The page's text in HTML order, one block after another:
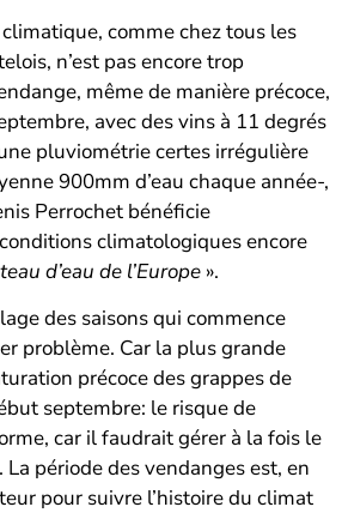
comme chez tous les
n’est pas encore trop
même de manière précoce,
avec des vins à 11 degrés
pluviométrie certes irrégulière
900mm d’eau chaque année-,
Perrochet bénéficie
climatologiques encore
d’eau de l’Europe ».
des saisons qui commence
problème. Car la plus grande
précoce des grappes de
septembre: le risque de
car il faudrait gérer à la fois le
période des vendanges est, en
pour suivre l’histoire du climat